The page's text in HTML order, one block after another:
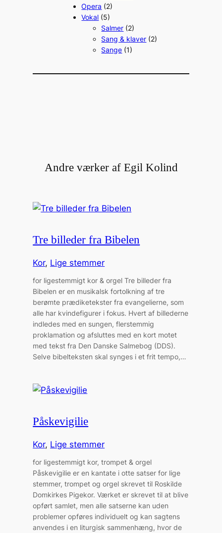
Opera (2)
Vokal (5)
Salmer (2)
Sang & klaver (2)
Sange (1)
Andre værker af Egil Kolind
Tre billeder fra Bibelen
Kor, Lige stemmer
for ligestemmigt kor & orgel Tre billeder fra
Bibelen er en musikalsk fortolkning af tre
berømte prædiketekster fra evangelierne, som
alle har kvindefigurer i fokus. Hvert af billederne
indledes med en sungen, flerstemmig
proklamation og afsluttes med en kort motet
med tekst fra Den Danske Salmebog (DDS).
Selve bibelteksten skal synges i et frit tempo,…
Påskevigilie
Kor, Lige stemmer
for ligestemmigt kor, trompet & orgel
Påskevigilie er en kantate i otte satser for lige
stemmer, trompet og orgel skrevet til Roskilde
Domkirkes Pigekor. Værket er skrevet til at blive
opført samlet, men alle satserne kan uden
problemer opføres individuelt og kan sagtens
anvendes i en liturgisk sammenhæng, hvor de